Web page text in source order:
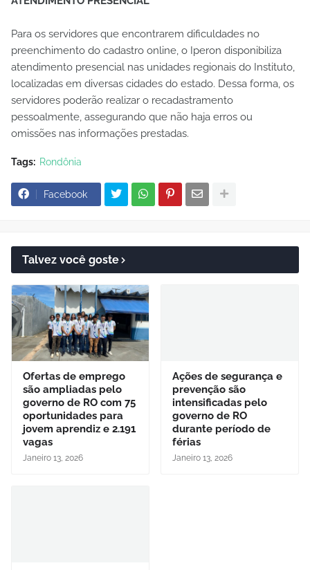
Para os servidores que encontrarem dificuldades no
preenchimento do cadastro online, o Iperon disponibiliza
atendimento presencial nas unidades regionais do Instituto,
localizadas em diversas cidades do estado. Dessa forma, os
servidores poderão realizar o recadastramento
pessoalmente, assegurando que não haja erros ou
omissões nas informações prestadas.
Tags: Rondônia
Facebook
Talvez você goste
Ofertas de emprego
são ampliadas pelo
governo de RO com 75
oportunidades para
jovem aprendiz e 2.191
vagas
Janeiro 13, 2026
Ações de segurança e
prevenção são
intensificadas pelo
governo de RO
durante período de
férias
Janeiro 13, 2026